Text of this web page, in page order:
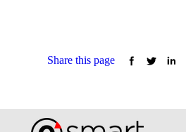
Share this page